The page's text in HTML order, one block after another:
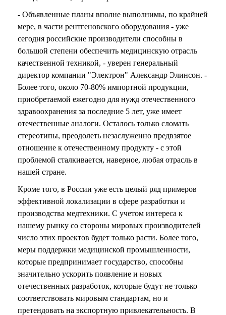
- Объявленные планы вполне выполнимы, по крайней
мере, в части рентгеновского оборудования - уже
сегодня российские производители способны в
большой степени обеспечить медицинскую отрасль
качественной техникой, - уверен генеральный
директор компании "Электрон" Александр Элинсон. -
Более того, около 70-80% импортной продукции,
приобретаемой ежегодно для нужд отечественного
здравоохранения за последние 5 лет, уже имеет
отечественные аналоги. Осталось только сломать
стереотипы, преодолеть незаслуженно предвзятое
отношение к отечественному продукту - с этой
проблемой сталкивается, наверное, любая отрасль в
нашей стране.
Кроме того, в России уже есть целый ряд примеров
эффективной локализации в сфере разработки и
производства медтехники. С учетом интереса к
нашему рынку со стороны мировых производителей
число этих проектов будет только расти. Более того,
меры поддержки медицинской промышленности,
которые предпринимает государство, способны
значительно ускорить появление и новых
отечественных разработок, которые будут не только
соответствовать мировым стандартам, но и
претендовать на экспортную привлекательность. В